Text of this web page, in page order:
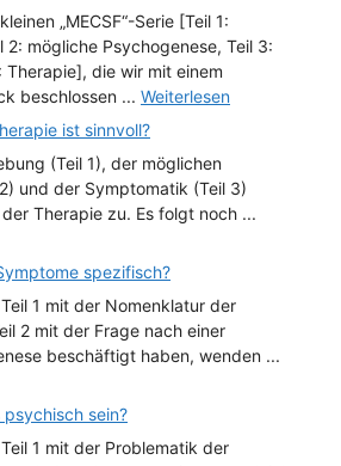
„MECSF“-Serie [Teil 1:
2: mögliche Psychogenese, Teil 3:
Therapie], die wir mit einem
beschlossen ... Weiterlesen
ist sinnvoll?
(Teil 1), der möglichen
und der Symptomatik (Teil 3)
Therapie zu. Es folgt noch ...
spezifisch?
1 mit der Nomenklatur der
2 mit der Frage nach einer
beschäftigt haben, wenden ...
psychisch sein?
1 mit der Problematik der